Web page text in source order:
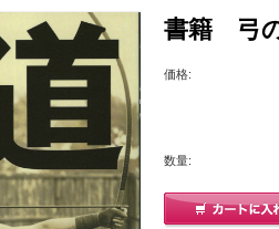
書籍 弓
価格:
数量: